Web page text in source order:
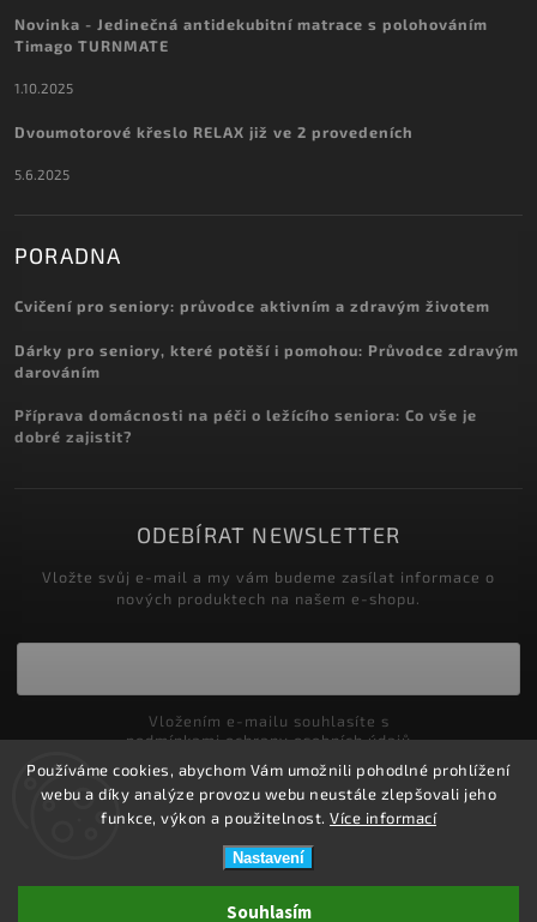
Používáme cookies, abychom Vám umožnili pohodlné prohlížení
webu a díky analýze provozu webu neustále zlepšovali jeho
funkce, výkon a použitelnost. Více informací
Nastavení
Souhlasím
Novinka - Jedinečná antidekubitní matrace s polohováním
Timago TURNMATE
1.10.2025
Dvoumotorové křeslo RELAX již ve 2 provedeních
5.6.2025
PORADNA
Cvičení pro seniory: průvodce aktivním a zdravým životem
Dárky pro seniory, které potěší i pomohou: Průvodce zdravým
darováním
Příprava domácnosti na péči o ležícího seniora: Co vše je
dobré zajistit?
ODEBÍRAT NEWSLETTER
Vložte svůj e-mail a my vám budeme zasílat informace o
nových produktech na našem e-shopu.
podmínkami ochrany osobních údajů
Přihlásit se
ZDRAVOTNÍ POTŘEBY DRDLOVÁ